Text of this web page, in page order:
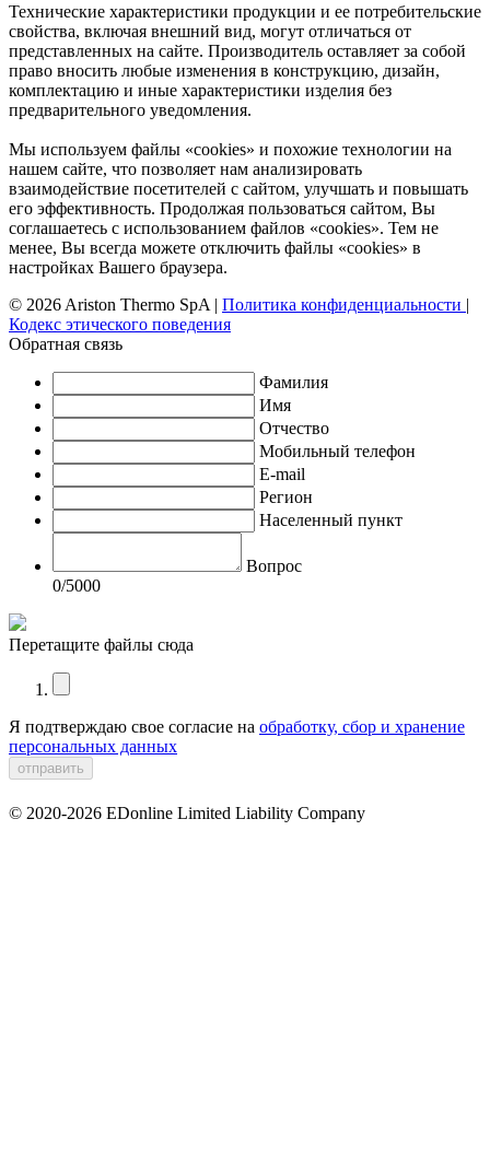
Технические характеристики продукции и ее потребительские
свойства, включая внешний вид, могут отличаться от
представленных на сайте. Производитель оставляет за собой
право вносить любые изменения в конструкцию, дизайн,
комплектацию и иные характеристики изделия без
предварительного уведомления.
Мы используем файлы «cookies» и похожие технологии на
нашем сайте, что позволяет нам анализировать
взаимодействие посетителей с сайтом, улучшать и повышать
его эффективность. Продолжая пользоваться сайтом, Вы
соглашаетесь с использованием файлов «cookies». Тем не
менее, Вы всегда можете отключить файлы «cookies» в
настройках Вашего браузера.
© 2026 Ariston Thermo SpA | Политика конфиденциальности |
Кодекс этического поведения
Обратная связь
Фамилия
Имя
Отчество
Мобильный телефон
E-mail
Регион
Населенный пункт
Вопрос
0/5000
Перетащите файлы сюда
Я подтверждаю свое согласие на обработку, сбор и хранение
персональных данных
© 2020-2026 EDonline Limited Liability Company